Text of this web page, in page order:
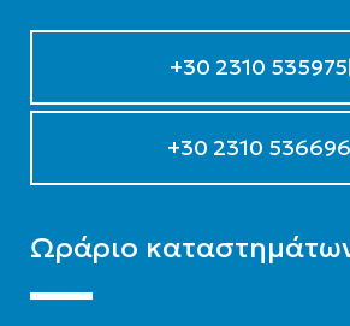
+30 2310 535975
+30 2310 536696
Ωράριο